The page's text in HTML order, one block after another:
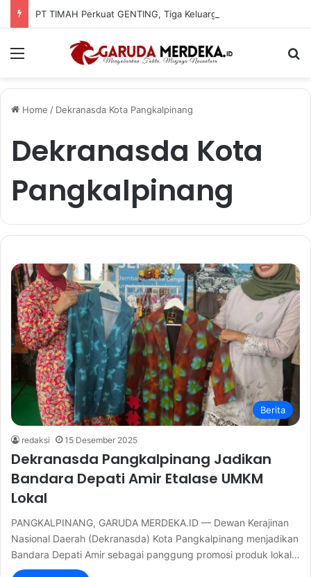
Menu
Home / Dekranasda Kota Pangkalpinang
Dekranasda Kota
Pangkalpinang
Berita
redaksi 15 Desember 2025
Dekranasda Pangkalpinang Jadikan
Bandara Depati Amir Etalase UMKM
Lokal
PANGKALPINANG, GARUDA MERDEKA.ID — Dewan Kerajinan
Nasional Daerah (Dekranasda) Kota Pangkalpinang menjadikan
Bandara Depati Amir sebagai panggung promosi produk lokal…